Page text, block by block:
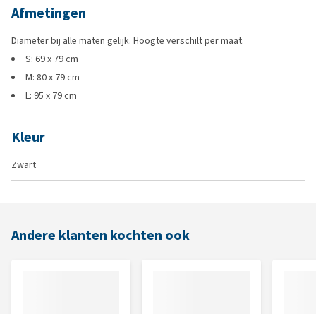
Afmetingen
Diameter bij alle maten gelijk. Hoogte verschilt per maat.
S: 69 x 79 cm
M: 80 x 79 cm
L: 95 x 79 cm
Kleur
Zwart
Andere klanten kochten ook